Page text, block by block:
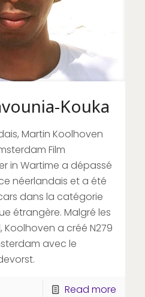
Kouka
Martin Koolhoven
Film
in Wartime a dépassé
néerlandais et a été
dans la catégorie
étrangère. Malgré les
Koolhoven a créé N279
avec le
Read more